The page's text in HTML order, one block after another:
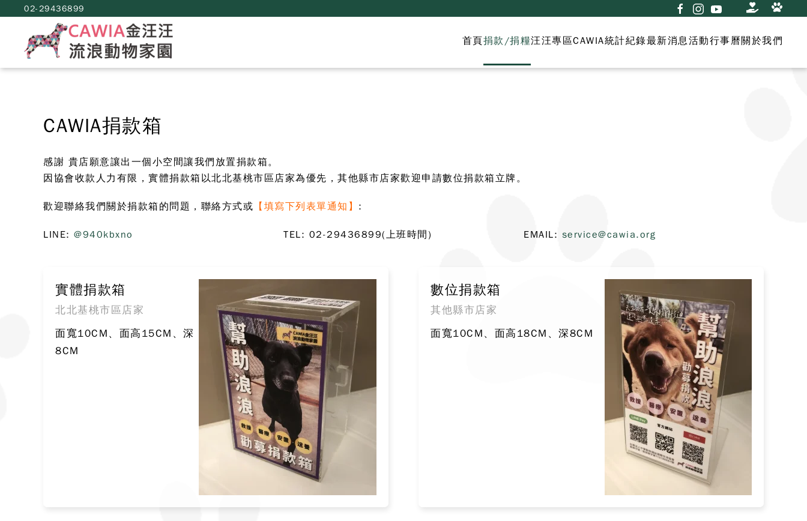
02-29436899
首頁捐款/捐糧汪汪專區CAWIA統計紀錄最新消息活動行事曆關於我們
CAWIA捐款箱
感謝 貴店願意讓出一個小空間讓我們放置捐款箱。
因協會收款人力有限，實體捐款箱以北北基桃市區店家為優先，其他縣市店家歡迎申請數位捐款箱立牌。
歡迎聯絡我們關於捐款箱的問題，聯絡方式或 【填寫下列表單通知】 :
LINE: @940kbxno TEL: 02-29436899(上班時間) EMAIL: service@cawia.org
實體捐款箱
北北基桃市區店家
面寬10CM、面高15CM、深
8CM
數位捐款箱
其他縣市店家
面寬10CM、面高18CM、深8CM